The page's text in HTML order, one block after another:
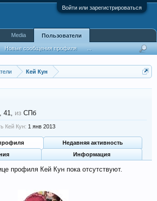
Войти или зарегистрироваться
Кей Кун
41, из СПб
Кей Кун: 1 янв 2013
Недавняя активность
Информация
профиля Кей Кун пока отсутствуют.
Media Пользователи
Новые сообщения профиля